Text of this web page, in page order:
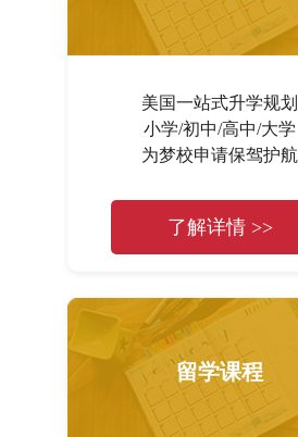
美国一站式升学规划
小学/初中/高中/大学
为梦校申请保驾护航
了解详情 >>
留学课程